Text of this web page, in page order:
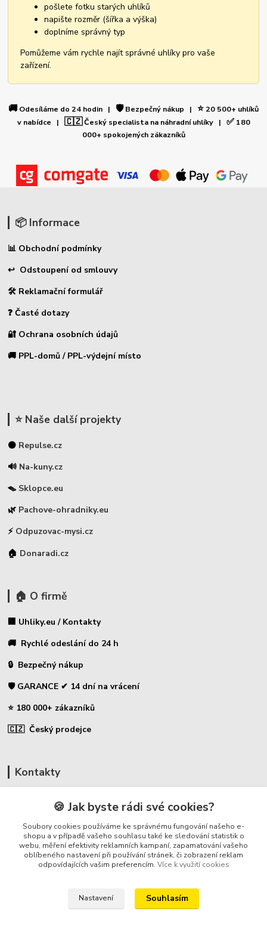
pošlete fotku starých uhlíků
napište rozměr (šířka a výška)
doplníme správný typ
Pomůžeme vám rychle najít správné uhlíky pro vaše
zařízení.
🚚 Odesíláme do 24 hodin | 🛡️Bezpečný nákup | ⭐20 500+ uhlíků
v nabídce | 🇨🇿Český specialista na náhradní uhlíky | ✅180
000+ spokojených zákazníků
📦 Informace
📊 Obchodní podmínky
↩ Odstoupení od smlouvy
🛠 Reklamační formulář
❓ Časté dotazy
🔐 Ochrana osobních údajů
🚚 PPL-domů / PPL-výdejní místo
⭐ Naše další projekty
⚫ Repulse.cz
🔊 Na-kuny.cz
🪤 Sklopce.eu
🌿 Pachove-ohradniky.eu
⚡ Odpuzovac-mysi.cz
🏠 Donaradi.cz
🏠 O firmě
🏢 Uhliky.eu / Kontakty
🚚 Rychlé odeslání do 24 h
🔒 Bezpečný nákup
🛡️ GARANCE ✔ 14 dní na vrácení
⭐ 180 000+ zákazníků
🇨🇿 Český prodejce
Kontakty
🛡️ Zákaznická podpora
📞 728 007 997
⏰ Po-Pá - 7:00 - 13:30
info@repulse.cz
🍪 Jak byste rádi své cookies?
Soubory cookies používáme ke správnému fungování našeho e-
shopu a v případě vašeho souhlasu také ke sledování statistik o
webu, měření efektivity reklamních kampaní, zapamatování vašeho
oblíbeného nastavení při používání stránek, či zobrazení reklam
odpovídajících vašim preferencím. Více k využití cookies
Nastavení Souhlasím